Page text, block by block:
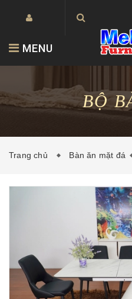
MENU
BỘ
Trang chủ Bàn ăn mặt đá